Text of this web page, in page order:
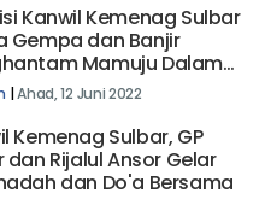
Kanwil Kemenag Sulbar
Gempa dan Banjir
Mamuju Dalam
|Ahad, 12 Juni 2022
Kemenag Sulbar, GP
dan Rijalul Ansor Gelar
dan Do'a Bersama